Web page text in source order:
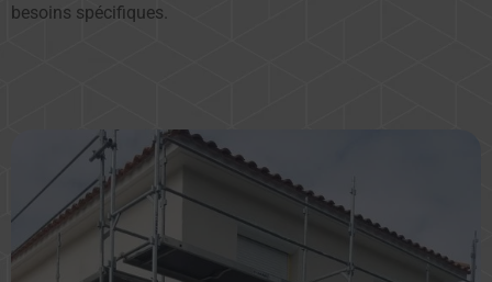
besoins spécifiques.